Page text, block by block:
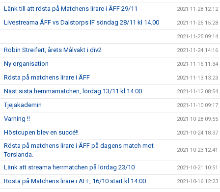
Länk till att rösta på Matchens lirare i ÄFF 29/11 2021-11-28 12:12
Livestreama ÄFF vs Dalstorps IF söndag 28/11 kl 14.00 2021-11-26 15:28
2021-11-25 09:14
Robin Streifert, årets Målvakt i div2 2021-11-24 14:16
Ny organisation 2021-11-16 11:34
Rösta på matchens lirare i ÄFF 2021-11-13 13:23
Näst sista hemmamatchen, lördag 13/11 kl 14:00 2021-11-12 08:54
Tjejakademin 2021-11-10 09:17
Varning !! 2021-10-28 09:55
Höstcupen blev en succé!! 2021-10-24 18:37
Rösta på matchens lirare i ÄFF på dagens match mot
Torslanda.
2021-10-23 12:41
Länk att streama herrmatchen på lördag 23/10 2021-10-21 10:51
Rösta på Matchens lirare i ÄFF, 16/10 start kl 14.00 2021-10-16 12:23